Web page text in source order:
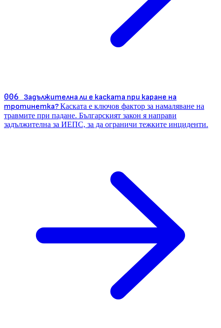
006 Задължителна ли е каската при каране на
тротинетка?Каската е ключов фактор за намаляване на
травмите при падане. Българският закон я направи
задължителна за ИЕПС, за да ограничи тежките инциденти.